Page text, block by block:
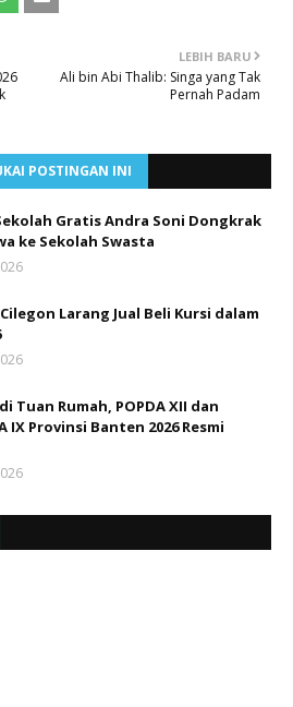
LEBIH BARU
Ali bin Abi Thalib: Singa yang Tak
Pernah Padam
POSTINGAN INI
Gratis Andra Soni Dongkrak
ke Sekolah Swasta
Larang Jual Beli Kursi dalam
Tuan Rumah, POPDA XII dan
IX Provinsi Banten 2026 Resmi